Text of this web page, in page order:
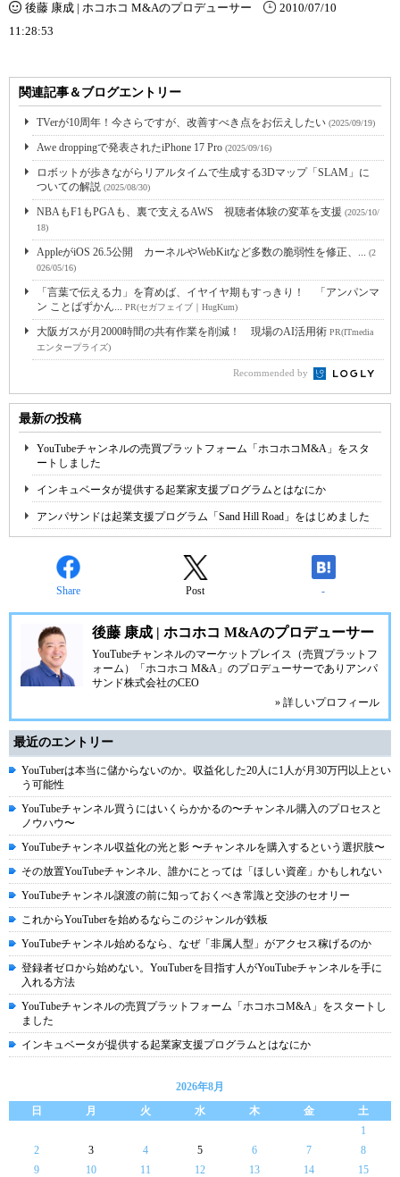
後藤 康成 | ホコホコ M&Aのプロデューサー
2010/07/10
11:28:53
関連記事＆ブログエントリー
TVerが10周年！今さらですが、改善すべき点をお伝えしたい (2025/09/19)
Awe droppingで発表されたiPhone 17 Pro (2025/09/16)
ロボットが歩きながらリアルタイムで生成する3Dマップ「SLAM」に
ついての解説 (2025/08/30)
NBAもF1もPGAも、裏で支えるAWS 視聴者体験の変革を支援 (2025/10/
18)
AppleがiOS 26.5公開 カーネルやWebKitなど多数の脆弱性を修正、... (2
026/05/16)
「言葉で伝える力」を育めば、イヤイヤ期もすっきり！ 「アンパンマ
ン ことばずかん... PR(セガフェイブ｜HugKum)
大阪ガスが月2000時間の共有作業を削減！ 現場のAI活用術 PR(ITmedia
エンタープライズ)
Recommended by
最新の投稿
YouTubeチャンネルの売買プラットフォーム「ホコホコM&A」をスタ
ートしました
インキュベータが提供する起業家支援プログラムとはなにか
アンパサンドは起業支援プログラム「Sand Hill Road」をはじめました
Share Post -
後藤 康成 | ホコホコ M&Aのプロデューサー
YouTubeチャンネルのマーケットプレイス（売買プラットフ
ォーム）「ホコホコ M&A」のプロデューサーでありアンパ
サンド株式会社のCEO
» 詳しいプロフィール
最近のエントリー
YouTuberは本当に儲からないのか。収益化した20人に1人が月30万円以上とい
う可能性
YouTubeチャンネル買うにはいくらかかるの〜チャンネル購入のプロセスと
ノウハウ〜
YouTubeチャンネル収益化の光と影 〜チャンネルを購入するという選択肢〜
その放置YouTubeチャンネル、誰かにとっては「ほしい資産」かもしれない
YouTubeチャンネル譲渡の前に知っておくべき常識と交渉のセオリー
これからYouTuberを始めるならこのジャンルが鉄板
YouTubeチャンネル始めるなら、なぜ「非属人型」がアクセス稼げるのか
登録者ゼロから始めない。YouTuberを目指す人がYouTubeチャンネルを手に
入れる方法
YouTubeチャンネルの売買プラットフォーム「ホコホコM&A」をスタートし
ました
インキュベータが提供する起業家支援プログラムとはなにか
2026年8月
日
月 火 水 木 金
土
1
2
3 4 5 6 7
8
9
10 11 12 13 14
15